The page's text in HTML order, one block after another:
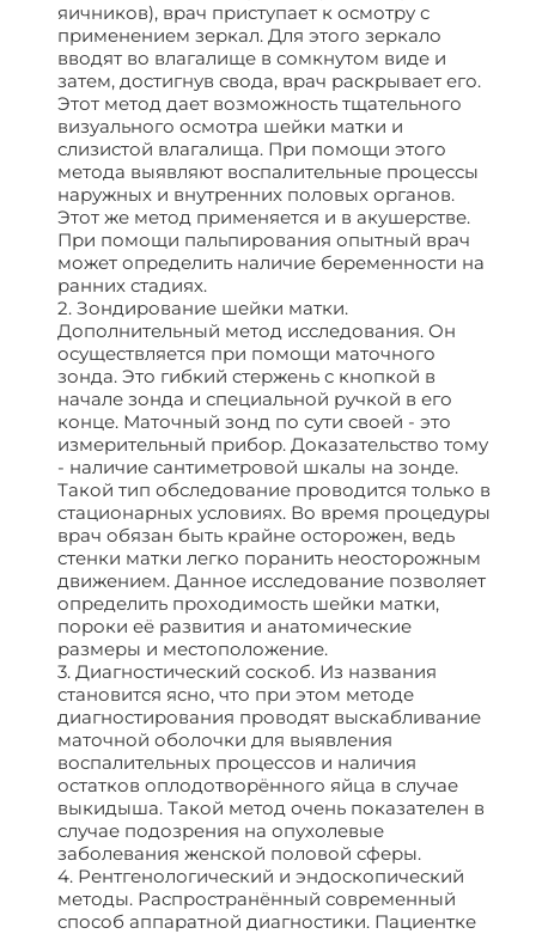
яичников), врач приступает к осмотру с
применением зеркал. Для этого зеркало
вводят во влагалище в сомкнутом виде и
затем, достигнув свода, врач раскрывает его.
Этот метод дает возможность тщательного
визуального осмотра шейки матки и
слизистой влагалища. При помощи этого
метода выявляют воспалительные процессы
наружных и внутренних половых органов.
Этот же метод применяется и в акушерстве.
При помощи пальпирования опытный врач
может определить наличие беременности на
ранних стадиях.
2. Зондирование шейки матки.
Дополнительный метод исследования. Он
осуществляется при помощи маточного
зонда. Это гибкий стержень с кнопкой в
начале зонда и специальной ручкой в его
конце. Маточный зонд по сути своей - это
измерительный прибор. Доказательство тому
- наличие сантиметровой шкалы на зонде.
Такой тип обследование проводится только в
стационарных условиях. Во время процедуры
врач обязан быть крайне осторожен, ведь
стенки матки легко поранить неосторожным
движением. Данное исследование позволяет
определить проходимость шейки матки,
пороки её развития и анатомические
размеры и местоположение.
3. Диагностический соскоб. Из названия
становится ясно, что при этом методе
диагностирования проводят выскабливание
маточной оболочки для выявления
воспалительных процессов и наличия
остатков оплодотворённого яйца в случае
выкидыша. Такой метод очень показателен в
случае подозрения на опухолевые
заболевания женской половой сферы.
4. Рентгенологический и эндоскопический
методы. Распространённый современный
способ аппаратной диагностики. Пациентке